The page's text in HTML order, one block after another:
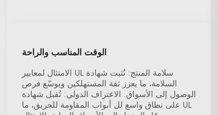
الوقت المناسب والراحة
سلامة المنتج: تُثبت شهادة UL الامتثال لمعايير
السلامة، ما يعزز ثقة المستهلكين ويوسّع فرص
الوصول إلى الأسواق. الاعتراف الدولي: تُقبل شهادة
UL على نطاق واسع لل أبواب المقاومة للحريق، ما